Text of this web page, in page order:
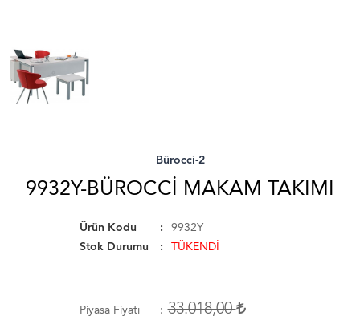
Bürocci-2
9932Y-BÜROCCI MAKAM TAKIMI
Ürün Kodu
9932Y
Stok Durumu
TÜKENDİ
Piyasa Fiyatı 33.018,00